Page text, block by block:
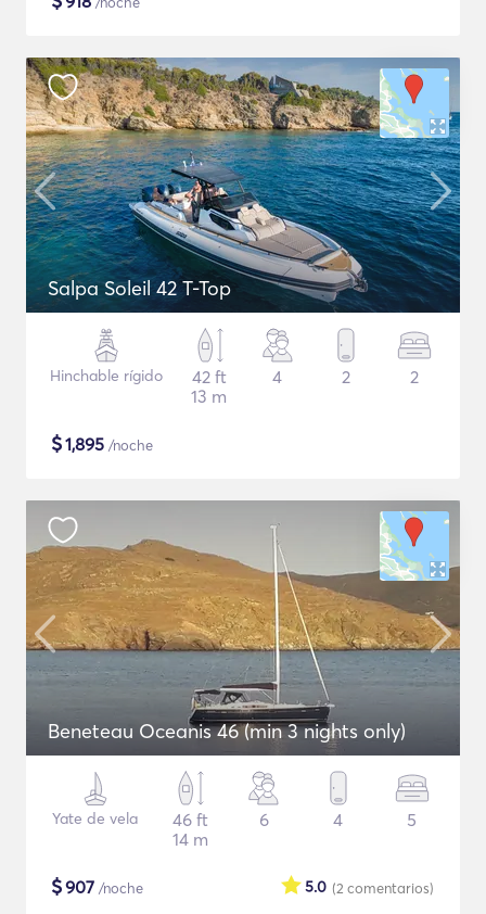
Salpa Soleil 42 T-Top
Hinchable rígido
42 ft
13 m
4 2 2
$1,895 /noche
Beneteau Oceanis 46 (min 3 nights only)
Yate de vela
46 ft
14 m
6 4 5
$907 /noche (2 comentarios)
5.0